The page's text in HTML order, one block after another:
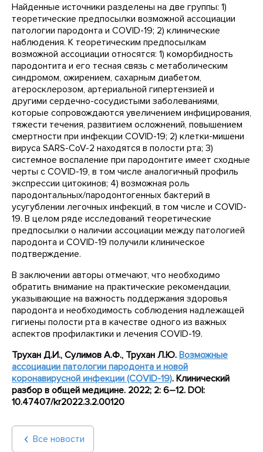
Найденные источники разделены на две группы: 1)
теоретические предпосылки возможной ассоциации
патологии пародонта и COVID-19; 2) клинические
наблюдения. К теоретическим предпосылкам
возможной ассоциации относятся: 1) коморбидность
пародонтита и его тесная связь с метаболическим
синдромом, ожирением, сахарным диабетом,
атеросклерозом, артериальной гипертензией и
другими сердечно-сосудистыми заболеваниями,
которые сопровождаются увеличением инфицирования,
тяжести течения, развитием осложнений, повышением
смертности при инфекции COVID-19; 2) клетки-мишени
вируса SARS-CoV-2 находятся в полости рта; 3)
системное воспаление при пародонтите имеет сходные
черты с COVID-19, в том числе аналогичный профиль
экспрессии цитокинов; 4) возможная роль
пародонтальных/пародонтогенных бактерий в
усугублении легочных инфекций, в том числе и COVID-
19. В целом ряде исследований теоретические
предпосылки о наличии ассоциации между патологией
пародонта и COVID-19 получили клиническое
подтверждение.
В заключении авторы отмечают, что необходимо
обратить внимание на практические рекомендации,
указывающие на важность поддержания здоровья
пародонта и необходимость соблюдения надлежащей
гигиены полости рта в качестве одного из важных
аспектов профилактики и лечения COVID-19.
Трухан Д.И., Сулимов А.Ф., Трухан Л.Ю. Возможные
ассоциации патологии пародонта и новой
коронавирусной инфекции (COVID-19). Клинический
разбор в общей медицине. 2022; 2: 6–12. DOI:
10.47407/kr2022.3.2.00120
Все новости